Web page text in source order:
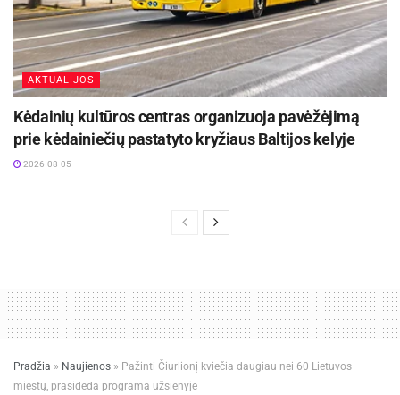
AKTUALIJOS
Kėdainių kultūros centras organizuoja pavėžėjimą
prie kėdainiečių pastatyto kryžiaus Baltijos kelyje
2026-08-05
Pradžia » Naujienos » Pažinti Čiurlionį kviečia daugiau nei 60 Lietuvos
miestų, prasideda programa užsienyje